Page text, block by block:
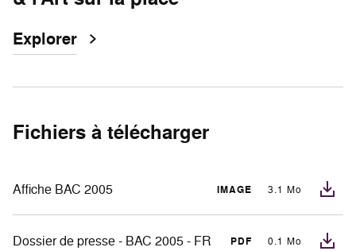
Explorer
Fichiers à télécharger
Affiche BAC 2005 IMAGE 3.1 Mo
Dossier de presse - BAC 2005 - FR PDF 0.1 Mo